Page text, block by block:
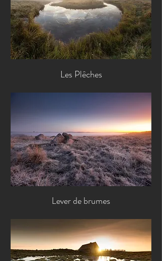
Les Plêches
Lever de brumes